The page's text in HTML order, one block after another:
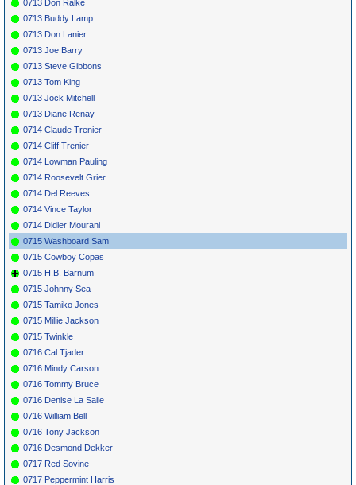
0713 Don Ralke
0713 Buddy Lamp
0713 Don Lanier
0713 Joe Barry
0713 Steve Gibbons
0713 Tom King
0713 Jock Mitchell
0713 Diane Renay
0714 Claude Trenier
0714 Cliff Trenier
0714 Lowman Pauling
0714 Roosevelt Grier
0714 Del Reeves
0714 Vince Taylor
0714 Didier Mourani
0715 Washboard Sam
0715 Cowboy Copas
0715 H.B. Barnum
0715 Johnny Sea
0715 Tamiko Jones
0715 Millie Jackson
0715 Twinkle
0716 Cal Tjader
0716 Mindy Carson
0716 Tommy Bruce
0716 Denise La Salle
0716 William Bell
0716 Tony Jackson
0716 Desmond Dekker
0717 Red Sovine
0717 Peppermint Harris